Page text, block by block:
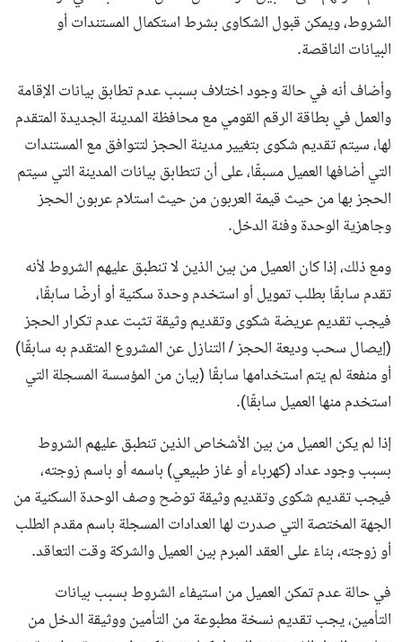
الشروط، ويمكن قبول الشكاوى بشرط استكمال المستندات أو
البيانات الناقصة.
وأضاف أنه في حالة وجود اختلاف بسبب عدم تطابق بيانات الإقامة
والعمل في بطاقة الرقم القومي مع محافظة المدينة الجديدة المتقدم
لها، سيتم تقديم شكوى بتغيير مدينة الحجز لتتوافق مع المستندات
التي أضافها العميل مسبقًا، على أن تتطابق بيانات المدينة التي سيتم
الحجز بها من حيث قيمة العربون من حيث استلام عربون الحجز
وجاهزية الوحدة وفئة الدخل.
ومع ذلك، إذا كان العميل من بين الذين لا تنطبق عليهم الشروط لأنه
تقدم سابقًا بطلب تمويل أو استخدم وحدة سكنية أو أرضًا سابقًا،
فيجب تقديم عريضة شكوى وتقديم وثيقة تثبت عدم تكرار الحجز
(إيصال سحب وديعة الحجز / التنازل عن المشروع المتقدم به سابقًا)
أو منفعة لم يتم استخدامها سابقًا (بيان من المؤسسة المسجلة التي
استخدم منها العميل سابقًا).
إذا لم يكن العميل من بين الأشخاص الذين تنطبق عليهم الشروط
بسبب وجود عداد (كهرباء أو غاز طبيعي) باسمه أو باسم زوجته،
فيجب تقديم شكوى وتقديم وثيقة توضح وصف الوحدة السكنية من
الجهة المختصة التي صدرت لها العدادات المسجلة باسم مقدم الطلب
أو زوجته، بناءً على العقد المبرم بين العميل والشركة وقت التعاقد.
في حالة عدم تمكن العميل من استيفاء الشروط بسبب بيانات
التأمين، يجب تقديم نسخة مطبوعة من التأمين ووثيقة الدخل من